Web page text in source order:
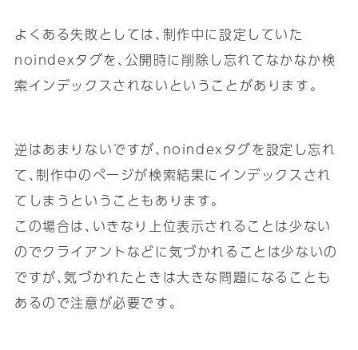
よくある失敗としては､制作中に設定していた
noindexタグを､公開時に削除し忘れてなかなか検
索インデックスされないということがあります｡
逆はあまりないですが､noindexタグを設定し忘れ
て､制作中のページが検索結果にインデックスされ
てしまうということもあります｡
この場合は､いきなり上位表示されることは少ない
のでクライアントなどに気づかれることは少ないの
ですが､気づかれたときは大きな問題になることも
あるので注意が必要です｡